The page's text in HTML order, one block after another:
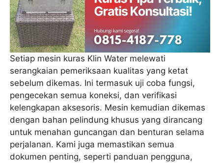
Setiap mesin kuras Klin Water melewati
serangkaian pemeriksaan kualitas yang ketat
sebelum dikemas. Ini termasuk uji coba fungsi,
pengecekan semua koneksi, dan verifikasi
kelengkapan aksesoris. Mesin kemudian dikemas
dengan bahan pelindung khusus yang dirancang
untuk menahan guncangan dan benturan selama
perjalanan. Kami juga memastikan semua
dokumen penting, seperti panduan pengguna,